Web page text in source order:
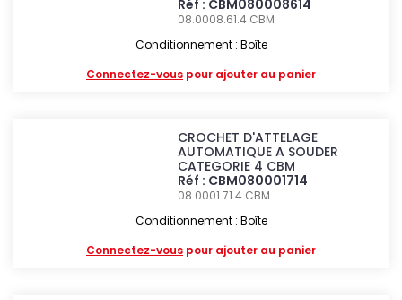
Réf : CBM080008614
08.0008.61.4 CBM
Conditionnement : Boîte
Connectez-vous pour ajouter au panier
CROCHET D'ATTELAGE
AUTOMATIQUE A SOUDER
CATEGORIE 4 CBM
Réf : CBM080001714
08.0001.71.4 CBM
Conditionnement : Boîte
Connectez-vous pour ajouter au panier